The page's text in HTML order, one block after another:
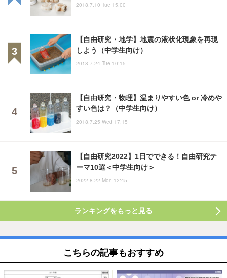
2018.7.10 Tue 15:00
【自由研究・地学】地震の液状化現象を再現
しよう（中学生向け）
2018.7.24 Tue 10:15
【自由研究・物理】温まりやすい色 or 冷めや
すい色は？（中学生向け）
2018.7.25 Wed 17:15
【自由研究2022】1日でできる！自由研究テ
ーマ10選＜中学生向け＞
2022.8.22 Mon 12:45
ランキングをもっと見る
こちらの記事もおすすめ